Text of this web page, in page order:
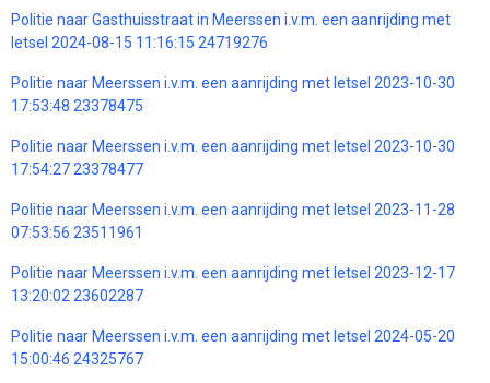
Politie naar Gasthuisstraat in Meerssen i.v.m. een aanrijding met
letsel 2024-08-15 11:16:15 24719276
Politie naar Meerssen i.v.m. een aanrijding met letsel 2023-10-30
17:53:48 23378475
Politie naar Meerssen i.v.m. een aanrijding met letsel 2023-10-30
17:54:27 23378477
Politie naar Meerssen i.v.m. een aanrijding met letsel 2023-11-28
07:53:56 23511961
Politie naar Meerssen i.v.m. een aanrijding met letsel 2023-12-17
13:20:02 23602287
Politie naar Meerssen i.v.m. een aanrijding met letsel 2024-05-20
15:00:46 24325767